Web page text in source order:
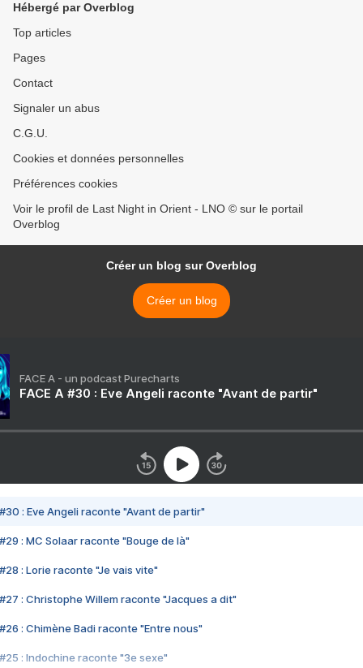
Hébergé par Overblog
Top articles
Pages
Contact
Signaler un abus
C.G.U.
Cookies et données personnelles
Préférences cookies
Voir le profil de Last Night in Orient - LNO © sur le portail
Overblog
Créer un blog sur Overblog
Créer un blog
FACE A - un podcast Purecharts
FACE A #30 : Eve Angeli raconte "Avant de partir"
#30 : Eve Angeli raconte "Avant de partir"
#29 : MC Solaar raconte "Bouge de là"
#28 : Lorie raconte "Je vais vite"
#27 : Christophe Willem raconte "Jacques a dit"
#26 : Chimène Badi raconte "Entre nous"
#25 : Indochine raconte "3e sexe"